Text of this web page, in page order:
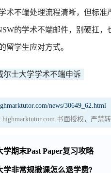
不端处理流程清晰，但标准
的学术不端邮件，别硬扛
留学生应对方式。
尔士大学学术不端申诉
news/30649_62.html
书面授权，严禁
学期末Past Paper复习攻略
学非常规撤课怎么退学费?